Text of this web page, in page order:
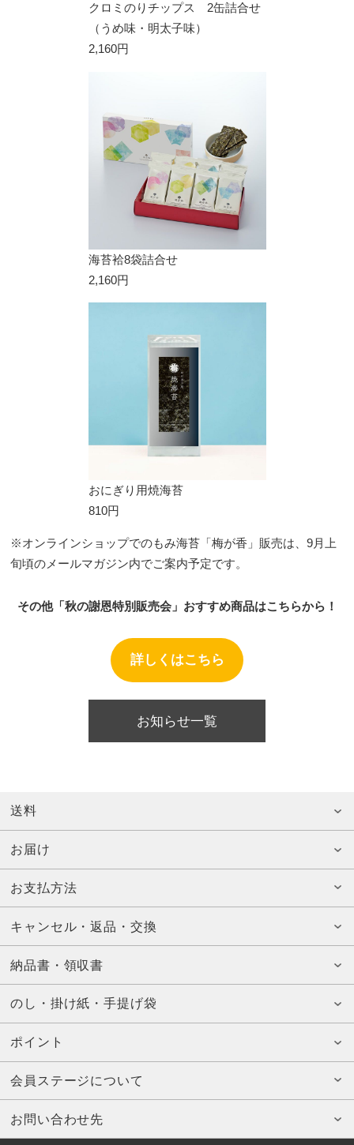
クロミのりチップス 2缶詰合せ
（うめ味・明太子味）
2,160円
海苔袷8袋詰合せ
2,160円
おにぎり用焼海苔
810円
※オンラインショップでのもみ海苔「梅が香」販売は、9月上
旬頃のメールマガジン内でご案内予定です。
その他「秋の謝恩特別販売会」おすすめ商品はこちらから！
詳しくはこちら
お知らせ一覧
送料
お届け
お支払方法
キャンセル・返品・交換
納品書・領収書
のし・掛け紙・手提げ袋
ポイント
会員ステージについて
お問い合わせ先